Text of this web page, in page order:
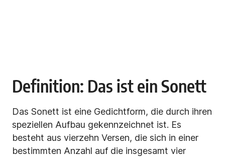
Definition: Das ist ein Sonett
Das Sonett ist eine Gedichtform, die durch ihren
speziellen Aufbau gekennzeichnet ist. Es
besteht aus vierzehn Versen, die sich in einer
bestimmten Anzahl auf die insgesamt vier